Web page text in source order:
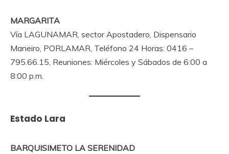
MARGARITA
Vía LAGUNAMAR, sector Apostadero, Dispensario
Maneiro, PORLAMAR, Teléfono 24 Horas: 0416 –
795.66.15, Reuniones: Miércoles y Sábados de 6:00 a
8:00 p.m.
Estado Lara
BARQUISIMETO LA SERENIDAD